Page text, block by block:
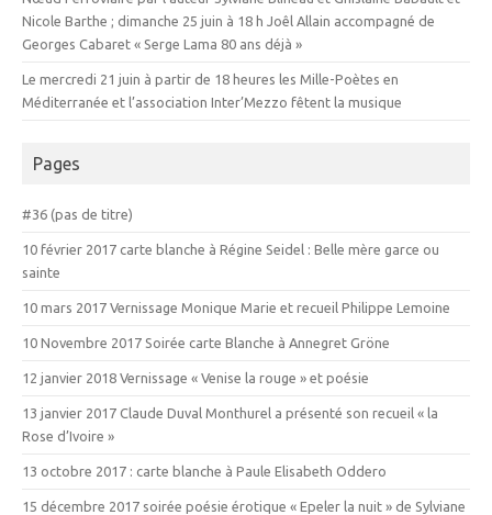
Nicole Barthe ; dimanche 25 juin à 18 h Joêl Allain accompagné de
Georges Cabaret « Serge Lama 80 ans déjà »
Le mercredi 21 juin à partir de 18 heures les Mille-Poètes en
Méditerranée et l’association Inter’Mezzo fêtent la musique
Pages
#36 (pas de titre)
10 février 2017 carte blanche à Régine Seidel : Belle mère garce ou
sainte
10 mars 2017 Vernissage Monique Marie et recueil Philippe Lemoine
10 Novembre 2017 Soirée carte Blanche à Annegret Gröne
12 janvier 2018 Vernissage « Venise la rouge » et poésie
13 janvier 2017 Claude Duval Monthurel a présenté son recueil « la
Rose d’Ivoire »
13 octobre 2017 : carte blanche à Paule Elisabeth Oddero
15 décembre 2017 soirée poésie érotique « Epeler la nuit » de Sylviane